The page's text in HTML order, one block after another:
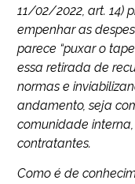
11/02/2022, art. 14)
empenhar as
parece “puxar o
essa retirada de
normas e
andamento, seja
comunidade
contratantes.
Como é de